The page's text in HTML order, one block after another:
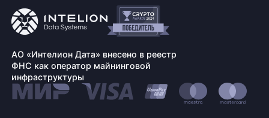
АО «Интелион Дата» внесено в реестр
ФНС как оператор майнинговой
инфраструктуры